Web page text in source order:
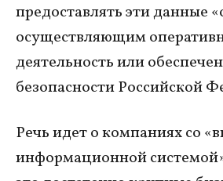
предоставлять эти данные
осуществляющим
деятельность или
безопасности Российской
Речь идет о компаниях со
информационной